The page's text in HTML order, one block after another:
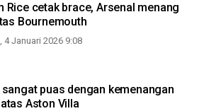
Rice cetak brace, Arsenal menang
Bournemouth
4 Januari 2026 9:08
puas dengan kemenangan
Aston Villa